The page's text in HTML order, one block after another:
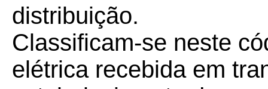
distribuição.
Classificam-se neste
elétrica recebida em